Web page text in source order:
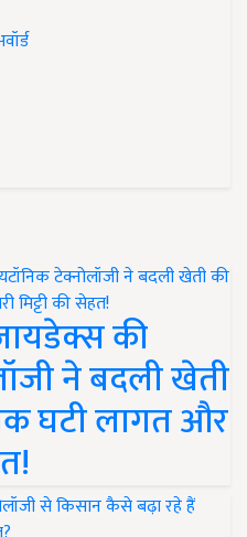
की
ने बदली खेती
घटी लागत और